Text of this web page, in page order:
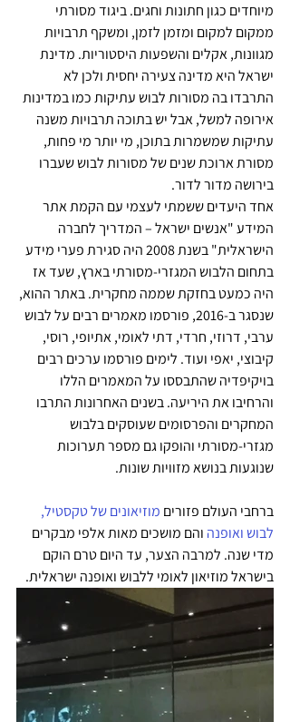
מיוחדים כגון חתונות וחגים. ביגוד מסורתי
ממקום למקום ומזמן לזמן, ומשקף תרבויות
מגוונות, אקלים והשפעות היסטוריות. מדינת
ישראל היא מדינה צעירה יחסית ולכן לא
התרבדו בה מסורות לבוש עתיקות כמו במדינות
אירופה למשל, אבל יש בתוכה תרבויות משנה
עתיקות שמשמרות בתוכן, מי יותר מי פחות,
מסורת ארוכת שנים של מסורות לבוש שעברו
בירושה מדור לדור.
אחד היעדים ששמתי לעצמי עם הקמת אתר
המידע "אנשים ישראל – המדריך לחברה
הישראלית" בשנת 2008 היה סגירת פערי מידע
בתחום הלבוש המגזרי-מסורתי בארץ, שעד אז
היה כמעט בחזקת שממה מחקרית. באתר ההוא,
שנסגר ב-2016, פורסמו מאמרים רבים על לבוש
ערבי, דרוזי, חרדי, דתי לאומי, אתיופי, רוסי,
קיבוצי, יאפי ועוד. לימים פורסמו ערכים רבים
בויקיפדיה שהתבססו על המאמרים הללו
והרחיבו את היריעה. בשנים האחרונות התרבו
המחקרים והפרסומים שעוסקים בלבוש
מגזרי-מסורתי והופקו גם מספר תערוכות
שנוגעות בנושא מזוויות שונות.
ברחבי העולם פזורים מוזיאונים של טקסטיל,
לבוש ואופנה והם מושכים מאות אלפי מבקרים
מדי שנה. למרבה הצער, עד היום טרם הוקם
בישראל מוזיאון לאומי ללבוש ואופנה ישראלית.